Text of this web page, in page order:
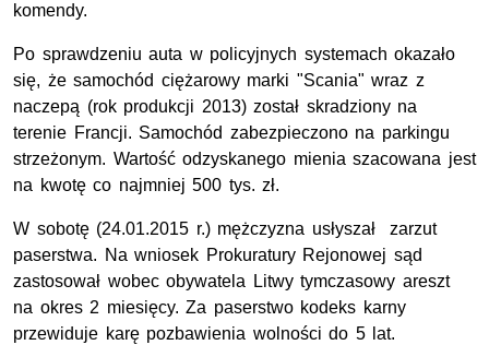
komendy.
Po sprawdzeniu auta w policyjnych systemach okazało
się, że samochód ciężarowy marki "Scania" wraz z
naczepą (rok produkcji 2013) został skradziony na
terenie Francji. Samochód zabezpieczono na parkingu
strzeżonym. Wartość odzyskanego mienia szacowana jest
na kwotę co najmniej 500 tys. zł.
W sobotę (24.01.2015 r.) mężczyzna usłyszał zarzut
paserstwa. Na wniosek Prokuratury Rejonowej sąd
zastosował wobec obywatela Litwy tymczasowy areszt
na okres 2 miesięcy. Za paserstwo kodeks karny
przewiduje karę pozbawienia wolności do 5 lat.